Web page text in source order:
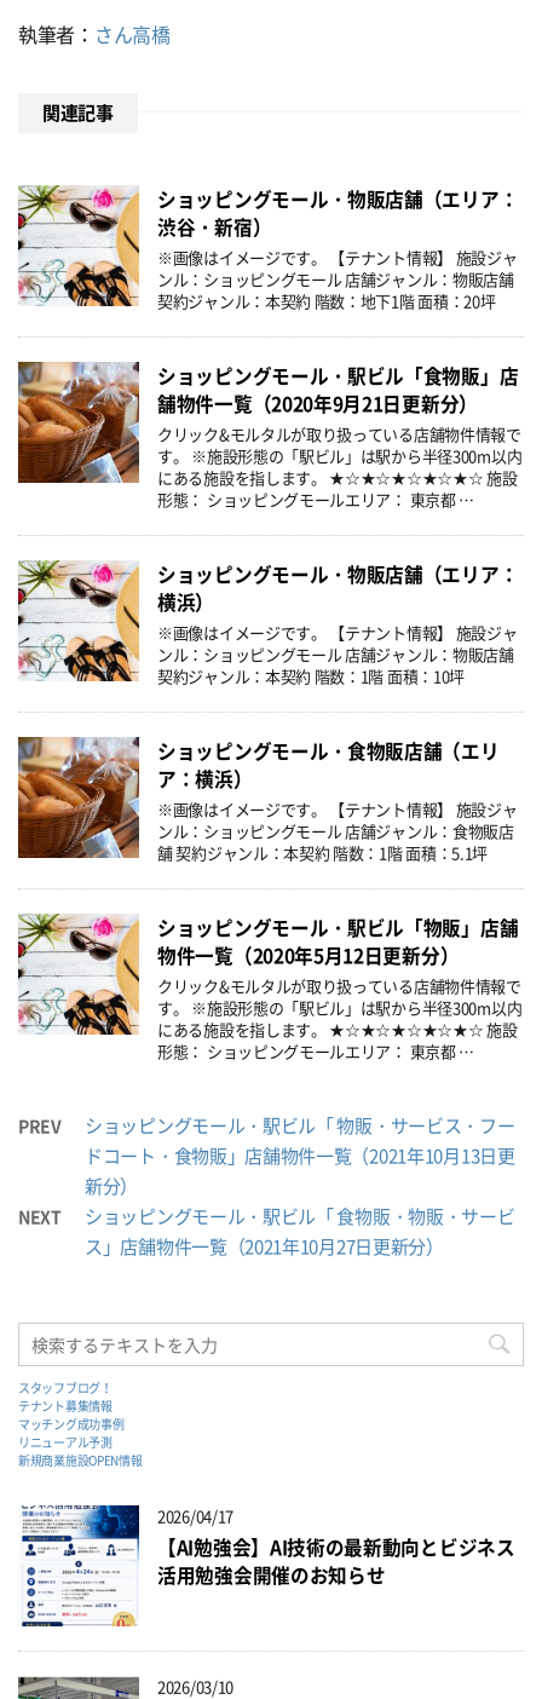
執筆者： さん高橋
関連記事
ショッピングモール・物販店舗（エリア：
渋谷・新宿）
※画像はイメージです。 【テナント情報】 施設ジャ
ンル：ショッピングモール 店舗ジャンル：物販店舗
契約ジャンル：本契約 階数：地下1階 面積：20坪
ショッピングモール・駅ビル「食物販」店
舗物件一覧（2020年9月21日更新分）
クリック&モルタルが取り扱っている店舗物件情報で
す。 ※施設形態の「駅ビル」は駅から半径300m以内
にある施設を指します。 ★☆★☆★☆★☆★☆ 施設
形態： ショッピングモールエリア： 東京都 …
ショッピングモール・物販店舗（エリア：
横浜）
※画像はイメージです。 【テナント情報】 施設ジャ
ンル：ショッピングモール 店舗ジャンル：物販店舗
契約ジャンル：本契約 階数：1階 面積：10坪
ショッピングモール・食物販店舗（エリ
ア：横浜）
※画像はイメージです。 【テナント情報】 施設ジャ
ンル：ショッピングモール 店舗ジャンル：食物販店
舗 契約ジャンル：本契約 階数：1階 面積：5.1坪
ショッピングモール・駅ビル「物販」店舗
物件一覧（2020年5月12日更新分）
クリック&モルタルが取り扱っている店舗物件情報で
す。 ※施設形態の「駅ビル」は駅から半径300m以内
にある施設を指します。 ★☆★☆★☆★☆★☆ 施設
形態： ショッピングモールエリア： 東京都 …
PREV
ショッピングモール・駅ビル「 物販・サービス・フー
ドコート・食物販」店舗物件一覧（2021年10月13日更
新分）
NEXT
ショッピングモール・駅ビル「 食物販・物販・サービ
ス」店舗物件一覧（2021年10月27日更新分）
スタッフブログ！
テナント募集情報
マッチング成功事例
リニューアル予測
新規商業施設OPEN情報
2026/04/17
【AI勉強会】AI技術の最新動向とビジネス
活用勉強会開催のお知らせ
2026/03/10